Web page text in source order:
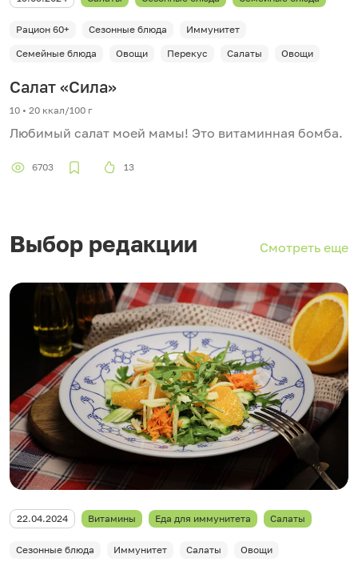
Рацион 60+ Сезонные блюда
Иммунитет
Семейные блюда
Овощи Перекус Салаты Овощи
Салат «Сила»
10 • 20 ккал/100 г
Любимый салат моей мамы! Это витаминная бомба.
6703 13
Выбор редакции Смотреть еще
22.04.2024 Витамины Еда для иммунитета Салаты
Сезонные блюда Иммунитет Салаты Овощи